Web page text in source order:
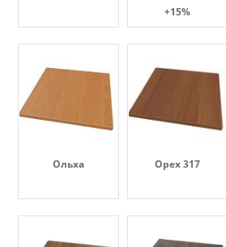
+15%
Ольха Орех 317